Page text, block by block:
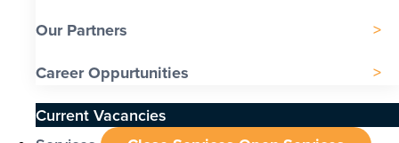
Our Partners
Career Oppurtunities
Current Vacancies